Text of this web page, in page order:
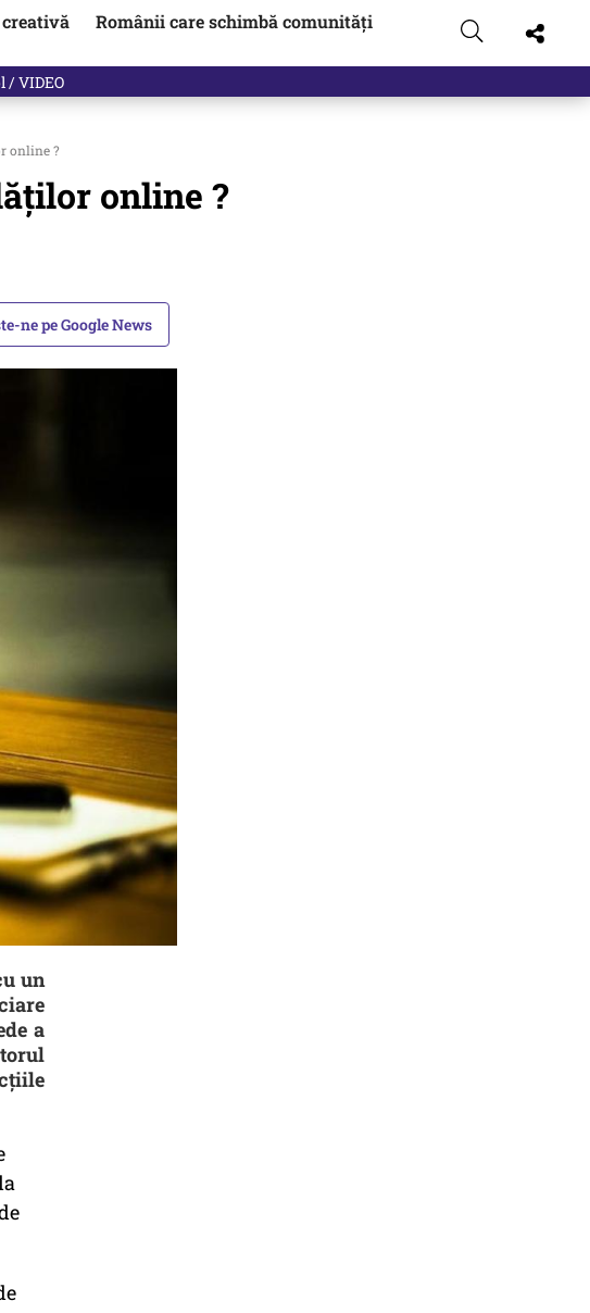
Românii care schimbă comunități
online ?
online ?
ne pe Google News
un
a